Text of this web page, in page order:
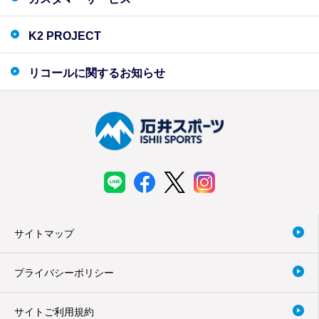
K2 PROJECT
リコールに関するお知らせ
サイトマップ
プライバシーポリシー
サイトご利用規約